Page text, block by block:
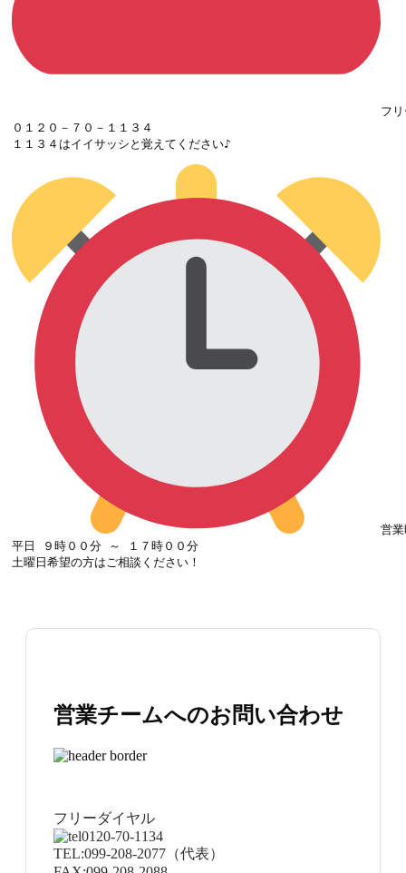
フ
０１２０－７０－１１３４
１１３４はイイサッシと覚えてください♪
営
平日 ９時００分 ～ １７時００分
土曜日希望の方はご相談ください！
営業チームへのお問い合わせ
フリーダイヤル
0120-70-1134
TEL:099-208-2077 （代表）